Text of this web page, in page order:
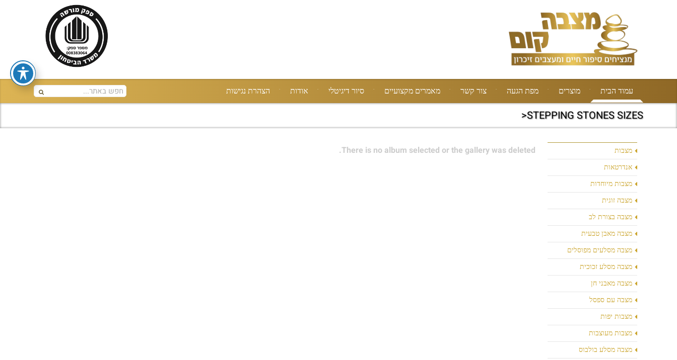
עמוד הבית מוצרים מפת הגעה צור קשר מאמרים מקצועיים סיור דיגיטלי אודות הצהרת נגישות
STEPPING STONES SIZES<
מצבות
אנדרטאות
מצבות מיוחדות
מצבה זוגית
מצבה בצורת לב
מצבה מאבן טבעית
מצבה מסלעים מפוסלים
מצבה מסלע זכוכית
מצבה מאבני חן
מצבה עם ספסל
מצבות יפות
מצבות מעוצבות
מצבה מסלע בולבוס
There is no album selected or the gallery was deleted.